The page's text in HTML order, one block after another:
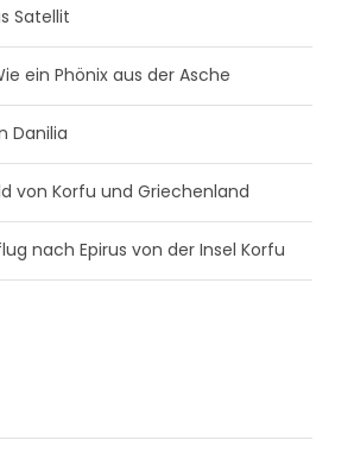
Satellit
ein Phönix aus der Asche
Danilia
von Korfu und Griechenland
nach Epirus von der Insel Korfu